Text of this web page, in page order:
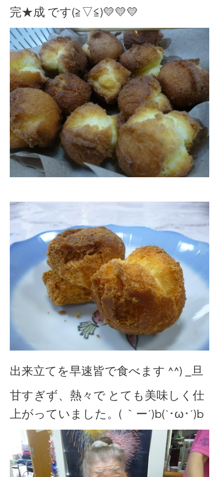
完★成 です(≧▽≦)💛💛💛
出来立てを早速皆で食べます ^^) _旦
甘すぎず、熱々で とても美味しく仕
上がっていました。( ｀ー´)b(`･ω･´)b